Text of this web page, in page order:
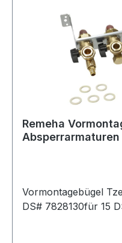
Remeha
Vormontagebügel
DS# 7828130für 15